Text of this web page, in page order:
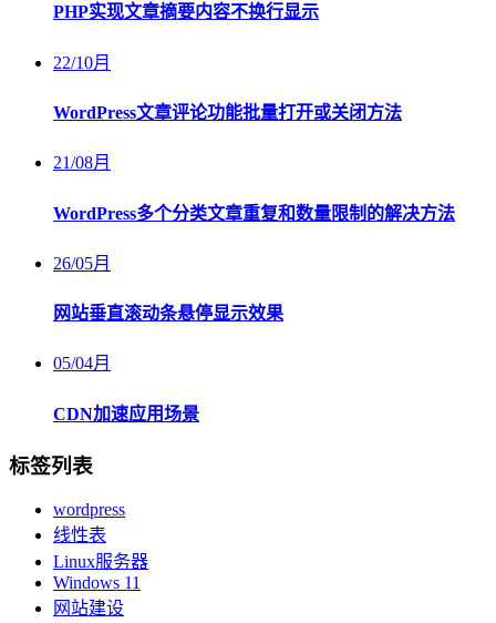
PHP实现文章摘要内容不换行显示
22/10月
WordPress文章评论功能批量打开或关闭方法
21/08月
WordPress多个分类文章重复和数量限制的解决方法
26/05月
网站垂直滚动条悬停显示效果
05/04月
CDN加速应用场景
标签列表
wordpress
线性表
Linux服务器
Windows 11
网站建设